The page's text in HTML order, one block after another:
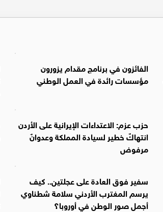
الفائزون في برنامج مقدام يزورون
مؤسسات رائدة في العمل الوطني
حزب عزم: الاعتداءات الإيرانية على الأردن
انتهاكٌ خطير لسيادة المملكة وعدوانٌ
مرفوض
سفير فوق العادة على عجلتين.. كيف
يرسم المغترب الأردني سلامة شطناوي
أجمل صور الوطن في أوروبا؟